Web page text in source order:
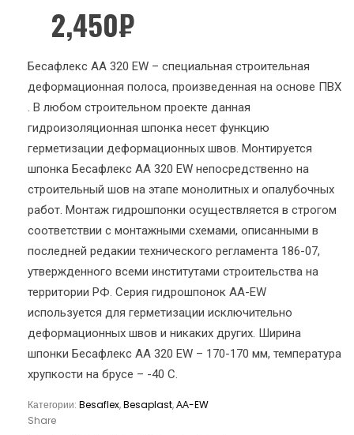
2,450₽
Бесафлекс АА 320 EW – специальная строительная
деформационная полоса, произведенная на основе ПВХ
. В любом строительном проекте данная
гидроизоляционная шпонка несет функцию
герметизации деформационных швов. Монтируется
шпонка Бесафлекс АА 320 EW непосредственно на
строительный шов на этапе монолитных и опалубочных
работ. Монтаж гидрошпонки осуществляется в строгом
соответствии с монтажными схемами, описанными в
последней редакии технического регламента 186-07,
утвержденного всеми институтами строительства на
территории РФ. Серия гидрошпонок АА-EW
используется для герметизации исключительно
деформационных швов и никаких других. Ширина
шпонки Бесафлекс АА 320 EW – 170-170 мм, температура
хрупкости на брусе – -40 С.
Категории: Besaflex,Besaplast,АА-EW
Share